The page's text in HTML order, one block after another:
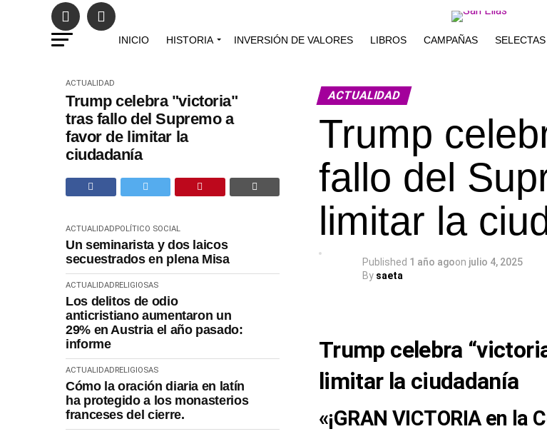
INICIO HISTORIA INVERSIÓN DE VALORES LIBROS CAMPAÑAS SELECTAS
ACTUALIDAD
Trump celebra "victoria"
tras fallo del Supremo a
favor de limitar la
ciudadanía
ACTUALIDADPOLÍTICO SOCIAL
Un seminarista y dos laicos
secuestrados en plena Misa
ACTUALIDADRELIGIOSAS
Los delitos de odio
anticristiano aumentaron un
29% en Austria el año pasado:
informe
ACTUALIDADRELIGIOSAS
Cómo la oración diaria en latín
ha protegido a los monasterios
franceses del cierre.
ACTUALIDAD
Trump
fallo del
limitar la
Published 1 año agoon julio 4, 2025
By saeta
Trump celebra
limitar la ciudadanía
«¡GRAN VICTORIA en